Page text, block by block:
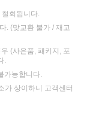
회됩니다.
. (맞교환 불가 / 재고
(사은품, 패키지, 포
.
가능합니다.
가 상이하니 고객센터